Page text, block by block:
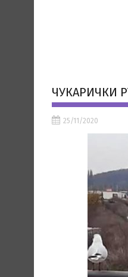
ЧУКАРИЧКИ
25/11/2020